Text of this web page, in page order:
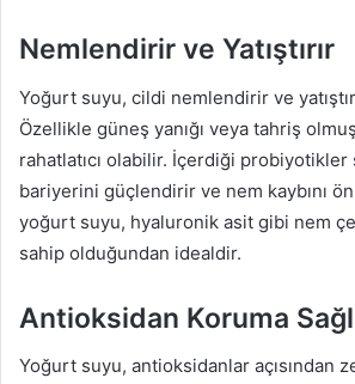
Nemlendirir ve Yatıştırır
Yoğurt suyu, cildi nemlendirir ve
Özellikle güneş yanığı veya tahriş
rahatlatıcı olabilir. İçerdiği
bariyerini güçlendirir ve nem kaybını
yoğurt suyu, hyaluronik asit gibi nem
sahip olduğundan idealdir.
Antioksidan Koruma
Yoğurt suyu, antioksidanlar açısından